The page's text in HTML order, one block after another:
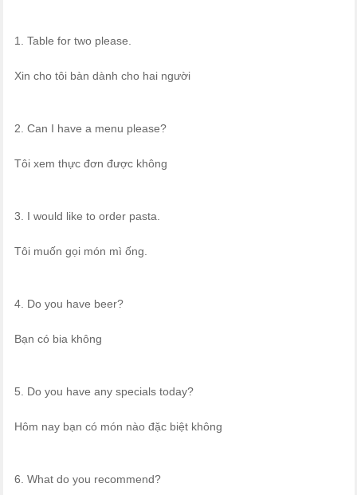
1. Table for two please.
Xin cho tôi bàn dành cho hai người
2. Can I have a menu please?
Tôi xem thực đơn được không
3. I would like to order pasta.
Tôi muốn gọi món mì ống.
4. Do you have beer?
Bạn có bia không
5. Do you have any specials today?
Hôm nay bạn có món nào đặc biệt không
6. What do you recommend?